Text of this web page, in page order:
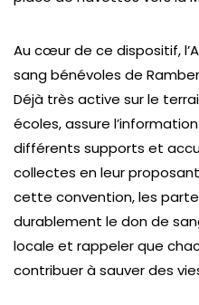
Au cœur de ce dispositif,
sang bénévoles de
Déjà très active sur le
écoles, assure
différents supports et
collectes en leur
cette convention, les
durablement le don de
locale et rappeler que
contribuer à sauver des